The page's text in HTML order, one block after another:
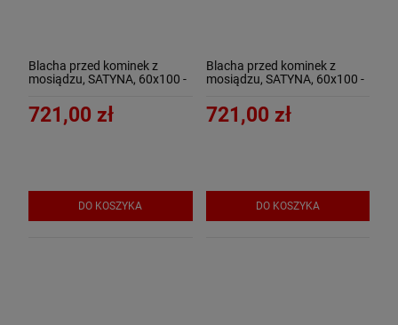
Blacha przed kominek z
mosiądzu, SATYNA, 60x100 -
721,00 zł
DO KOSZYKA
Blacha przed kominek z
mosiądzu, SATYNA, 60x100 -
721,00 zł
DO KOSZYKA